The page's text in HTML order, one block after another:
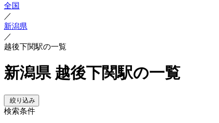
全国
／
新潟県
／
越後下関駅の一覧
新潟県 越後下関駅の一覧
絞り込み
検索条件